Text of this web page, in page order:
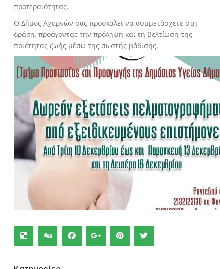
προτεραιότητας.
Ο Δήμος Αχαρνών σας προσκαλεί να συμμετάσχετε στη
δράση, προάγοντας την πρόληψη και τη βελτίωση της
ποιότητας ζωής μέσω της σωστής βάδισης.